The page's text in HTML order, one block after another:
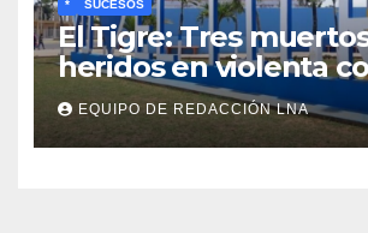
* SUCESOS
El Tigre: Tres
heridos en violenta
de vehículos
EQUIPO DE REDACCIÓN LNA